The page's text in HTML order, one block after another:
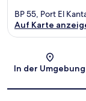
BP 55, Port El
Auf Karte
In der Umgebung